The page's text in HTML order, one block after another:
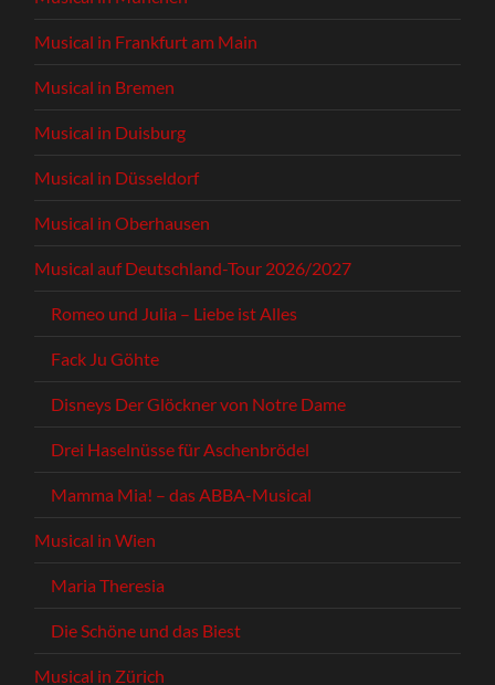
Musical in Frankfurt am Main
Musical in Bremen
Musical in Duisburg
Musical in Düsseldorf
Musical in Oberhausen
Musical auf Deutschland-Tour 2026/2027
Romeo und Julia – Liebe ist Alles
Fack Ju Göhte
Disneys Der Glöckner von Notre Dame
Drei Haselnüsse für Aschenbrödel
Mamma Mia! – das ABBA-Musical
Musical in Wien
Maria Theresia
Die Schöne und das Biest
Musical in Zürich